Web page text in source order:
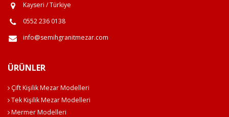
Kayseri / Türkiye
0552 236 0138
info@semihgranitmezar.com
ÜRÜNLER
Çift Kişilik Mezar Modelleri
Tek Kişilik Mezar Modelleri
Mermer Modelleri